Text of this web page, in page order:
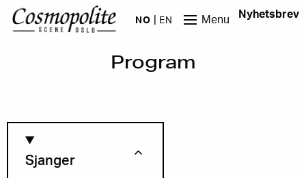
Hopp til hovedinnhold
NO EN Menu Nyhetsbrev
Program
Sjanger